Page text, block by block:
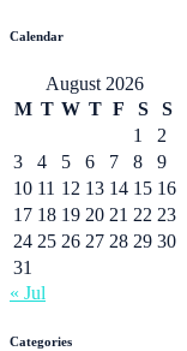
Calendar
August 2026
M T W T F S
S
1
2
3
4 5 6 7 8
9
10 11 12 13 14 15 16
17 18 19 20 21 22 23
24 25 26 27 28 29 30
31
« Jul
Categories